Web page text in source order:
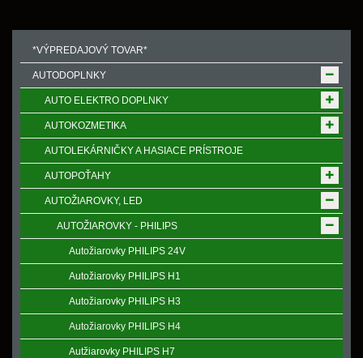
*VÝPREDAJOVÝ TOVAR*
AUTODOPLNKY
AUTO ELEKTRO DOPLNKY
AUTOKOZMETIKA
AUTOLEKÁRNIČKY A HASIACE PRÍSTROJE
AUTOPOŤAHY
AUTOŽIAROVKY, LED
AUTOŽIAROVKY - PHILIPS
Autožiarovky PHILIPS 24V
Autožiarovky PHILIPS H1
Autožiarovky PHILIPS H3
Autožiarovky PHILIPS H4
Autžiarovky PHILIPS H7